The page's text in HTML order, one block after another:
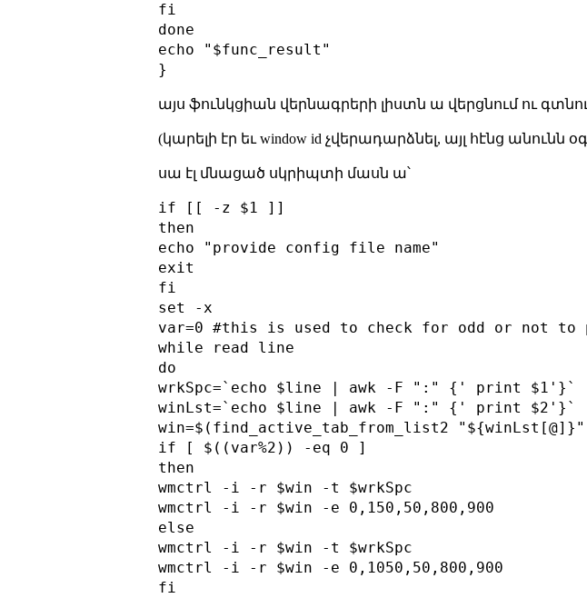
fi
done
echo "$func_result"
այս ֆունկցիան վերնագրերի լիստն ա վերցնում ու
(կարելի էր եւ window id չվերադարձնել, այլ հէնց
սա էլ մնացած սկրիպտի մասն ա՝
if [[ -z $1 ]]
then
echo "provide config file name"
exit
fi
set -x
var=0 #this is used to check for odd or not
while read line
do
wrkSpc=`echo $line | awk -F ":" {' print $1'}`
winLst=`echo $line | awk -F ":" {' print $2'}`
win=$(find_active_tab_from_list2
if [ $((var%2)) -eq 0 ]
then
wmctrl -i -r $win -t $wrkSpc
wmctrl -i -r $win -e 0,150,50,800,900
else
wmctrl -i -r $win -t $wrkSpc
wmctrl -i -r $win -e 0,1050,50,800,900
fi